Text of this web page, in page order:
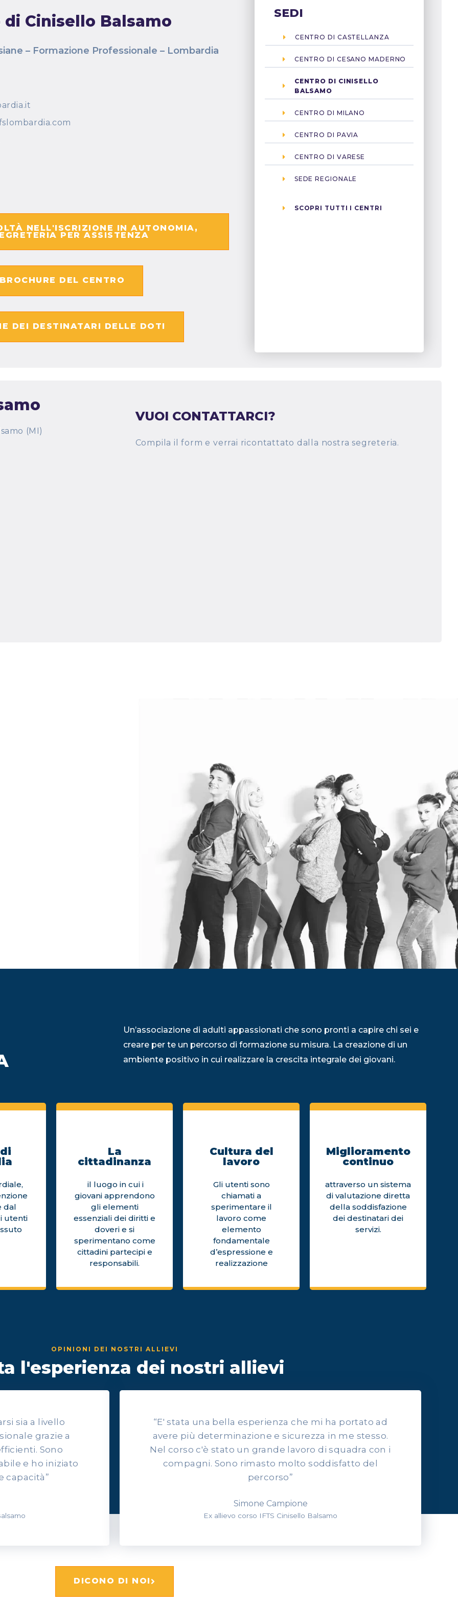
di Cinisello Balsamo
– Formazione Professionale – Lombardia
NELL'ISCRIZIONE IN AUTONOMIA,
PER ASSISTENZA
DEL CENTRO
DEI DESTINATARI DELLE DOTI
SEDI
CENTRO DI CASTELLANZA
CENTRO DI CESANO MADERNO
CENTRO DI CINISELLO
BALSAMO
CENTRO DI MILANO
CENTRO DI PAVIA
CENTRO DI VARESE
SEDE REGIONALE
SCOPRI TUTTI I CENTRI
(MI)
VUOI CONTATTARCI?
Compila il form e verrai ricontattato dalla nostra segreteria.
Un’associazione di adulti appassionati che sono pronti a capire chi sei e
creare per te un percorso di formazione su misura. La creazione di un
ambiente positivo in cui realizzare la crescita integrale dei giovani.
dal
utenti
La
cittadinanza
il luogo in cui i
giovani apprendono
gli elementi
essenziali dei diritti e
doveri e si
sperimentano come
cittadini partecipi e
responsabili.
Cultura del
lavoro
Gli utenti sono
chiamati a
sperimentare il
lavoro come
elemento
fondamentale
d’espressione e
realizzazione
Miglioramento
continuo
attraverso un sistema
di valutazione diretta
della soddisfazione
dei destinatari dei
servizi.
OPINIONI DEI NOSTRI ALLIEVI
l'esperienza dei nostri allievi
sia a livello
grazie a
Sono
e ho iniziato
capacità”
“E' stata una bella esperienza che mi ha portato ad
avere più determinazione e sicurezza in me stesso.
Nel corso c'è stato un grande lavoro di squadra con i
compagni. Sono rimasto molto soddisfatto del
percorso”
Simone Campione
Ex allievo corso IFTS Cinisello Balsamo
DICONO DI NOI